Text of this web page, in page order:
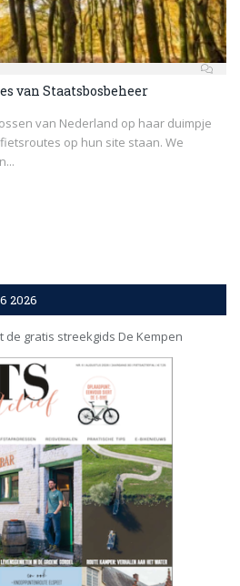
van Staatsbosbeheer
van Nederland op haar duimpje
op hun site staan. We
2026
de gratis streekgids De Kempen